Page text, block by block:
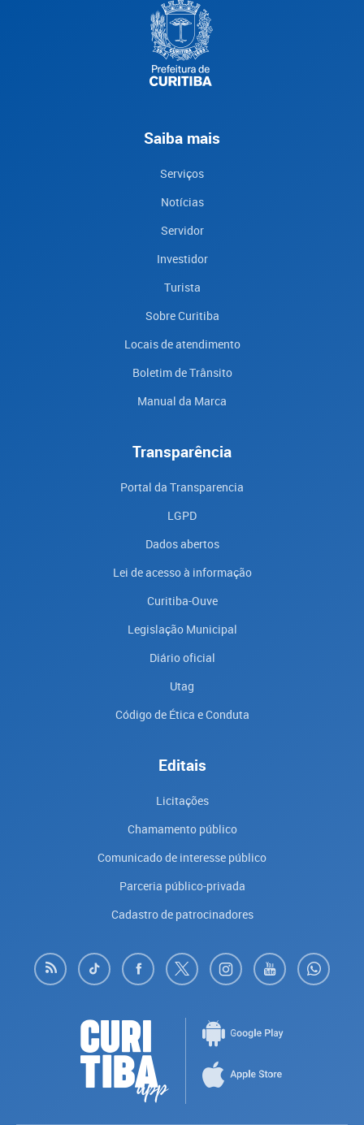
Saiba mais
Serviços
Notícias
Servidor
Investidor
Turista
Sobre Curitiba
Locais de atendimento
Boletim de Trânsito
Manual da Marca
Transparência
Portal da Transparencia
LGPD
Dados abertos
Lei de acesso à informação
Curitiba-Ouve
Legislação Municipal
Diário oficial
Utag
Código de Ética e Conduta
Editais
Licitações
Chamamento público
Comunicado de interesse público
Parceria público-privada
Cadastro de patrocinadores